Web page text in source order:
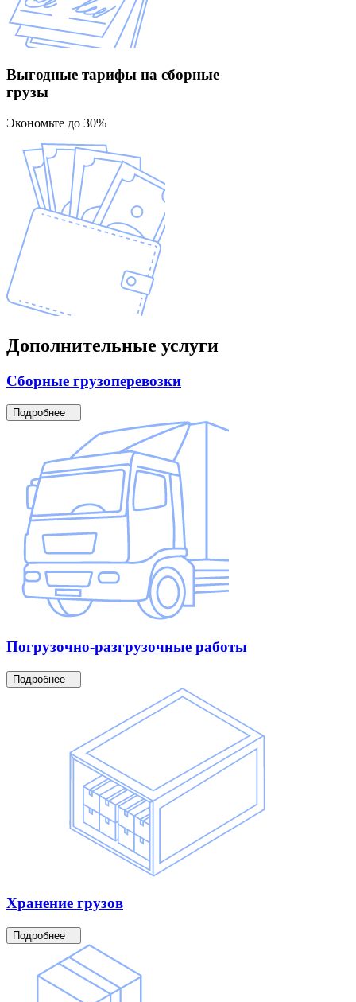
Выгодные тарифы на сборные
грузы
Экономьте до 30%
Дополнительные услуги
Сборные грузоперевозки
Подробнее
Погрузочно-разгрузочные работы
Подробнее
Хранение грузов
Подробнее